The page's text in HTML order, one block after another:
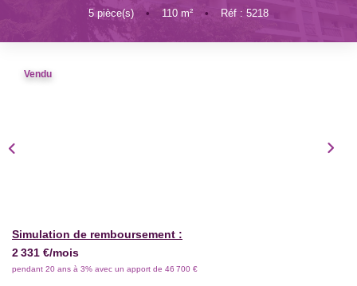
BIENS VENDUS
5 pièce(s) • 110 m² • Réf : 5218
Vendu
Simulation de remboursement :
2 331 €/mois
pendant 20 ans à 3% avec un apport de 46 700 €